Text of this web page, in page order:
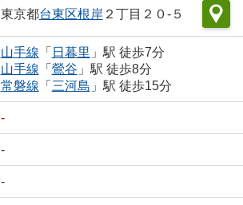
東京都台東区根岸 ２丁目２０-５
山手線 「 日暮里 」駅 徒歩7分
山手線 「 鶯谷 」駅 徒歩8分
常磐線 「 三河島 」駅 徒歩15分
-
-
-